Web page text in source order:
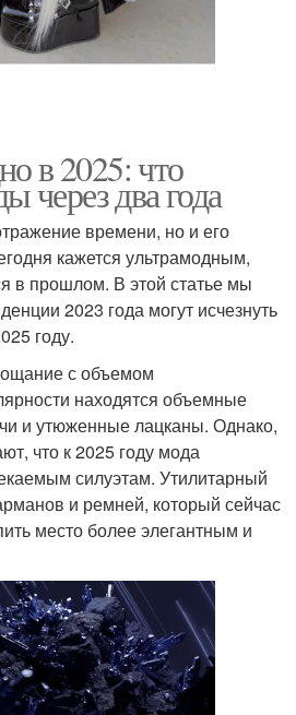
в 2025: что
через два года
времени, но и его
кажется ультрамодным,
в прошлом. В этой статье мы
2023 года могут исчезнуть
году.
с объемом
находятся объемные
и утюженные лацканы. Однако,
что к 2025 году мода
силуэтам. Утилитарный
и ремней, который сейчас
место более элегантным и